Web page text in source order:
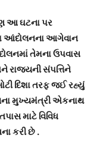
આ ઘટના પર
આંદોલનના આગેવાન
તેમના ઉપવાસ
રાજ્યની સંપત્તિને
દિશા તરફ જઈ રહ્યું
મુખ્યમંત્રી એકનાથ
માટે વિવિધ
કરી છે .